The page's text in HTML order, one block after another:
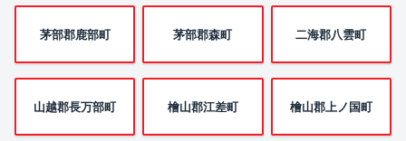
茅部郡鹿部町 茅部郡森町 二海郡八雲町
山越郡長万部町 檜山郡江差町 檜山郡上ノ国町